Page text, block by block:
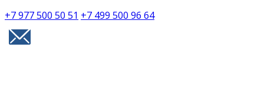
+7 977 500 50 51 +7 499 500 96 64